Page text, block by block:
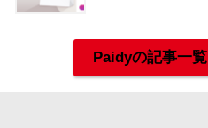
Paidyの記事一覧